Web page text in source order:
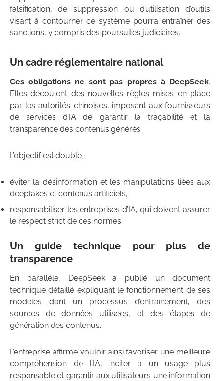
falsification, de suppression ou d’utilisation d’outils
visant à contourner ce système pourra entraîner des
sanctions, y compris des poursuites judiciaires.
Un cadre réglementaire national
Ces obligations ne sont pas propres à DeepSeek.
Elles découlent des nouvelles règles mises en place
par les autorités chinoises, imposant aux fournisseurs
de services d’IA de garantir la traçabilité et la
transparence des contenus générés.
L’objectif est double :
éviter la désinformation et les manipulations liées aux
deepfakes et contenus artificiels,
responsabiliser les entreprises d’IA, qui doivent assurer
le respect strict de ces normes.
Un guide technique pour plus de
transparence
En parallèle, DeepSeek a publié un document
technique détaillé expliquant le fonctionnement de ses
modèles dont un processus d’entraînement, des
sources de données utilisées, et des étapes de
génération des contenus.
L’entreprise affirme vouloir ainsi favoriser une meilleure
compréhension de l’IA, inciter à un usage plus
responsable et garantir aux utilisateurs une information